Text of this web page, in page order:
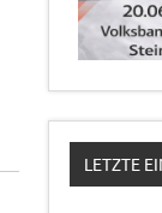
LETZTE